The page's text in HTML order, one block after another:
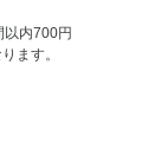
以内700円
ます。